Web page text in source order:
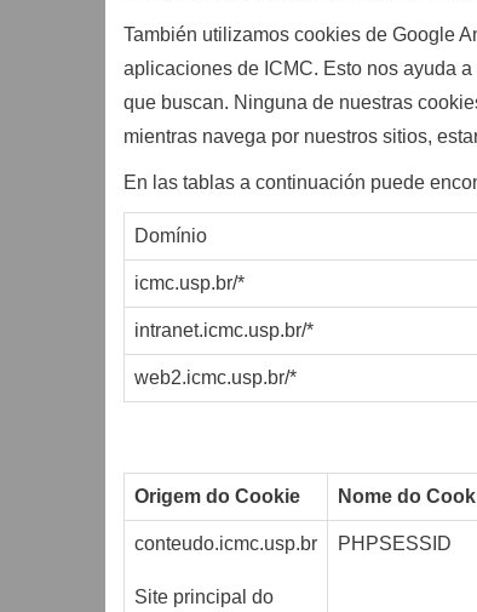
También utilizamos cookies de Google
aplicaciones de ICMC. Esto nos ayuda
que buscan. Ninguna de nuestras
mientras navega por nuestros sitios,
En las tablas a continuación puede
Domínio
icmc.usp.br/*
intranet.icmc.usp.br/*
web2.icmc.usp.br/*
Origem do Cookie Nome do
conteudo.icmc.usp.br
Site principal do
PHPSESSID